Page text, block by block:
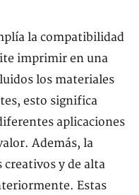
la compatibilidad
imprimir en una
los materiales
esto significa
aplicaciones
Además, la
y de alta
Estas